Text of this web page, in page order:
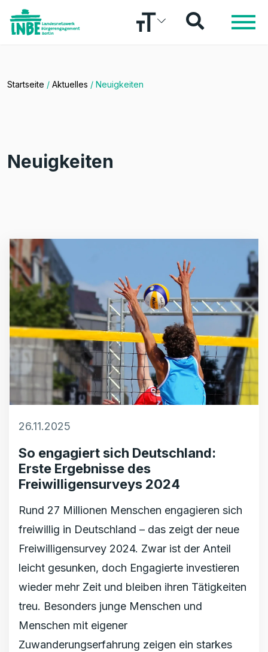
Startseite / Aktuelles / Neuigkeiten
Neuigkeiten
26.11.2025
So engagiert sich Deutschland:
Erste Ergebnisse des
Freiwilligensurveys 2024
Rund 27 Millionen Menschen engagieren sich
freiwillig in Deutschland – das zeigt der neue
Freiwilligensurvey 2024. Zwar ist der Anteil
leicht gesunken, doch Engagierte investieren
wieder mehr Zeit und bleiben ihren Tätigkeiten
treu. Besonders junge Menschen und
Menschen mit eigener
Zuwanderungserfahrung zeigen ein starkes